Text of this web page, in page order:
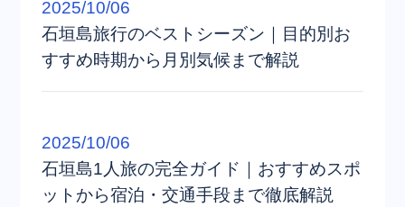
2025/10/06
石垣島旅行のベストシーズン｜目的別お
すすめ時期から月別気候まで解説
2025/10/06
石垣島1人旅の完全ガイド｜おすすめスポ
ットから宿泊・交通手段まで徹底解説